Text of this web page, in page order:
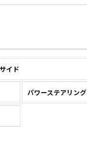
イド
パワーステアリング